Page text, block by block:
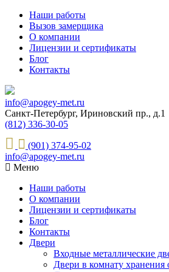
Наши работы
Вызов замерщика
О компании
Лицензии и сертификаты
Блог
Контакты
info@apogey-met.ru
Санкт-Петербург, Ириновский пр., д.1
(812) 336-30-05
(901) 374-95-02
info@apogey-met.ru
Меню
Наши работы
О компании
Лицензии и сертификаты
Блог
Контакты
Двери
Входные металлические
Двери в комнату